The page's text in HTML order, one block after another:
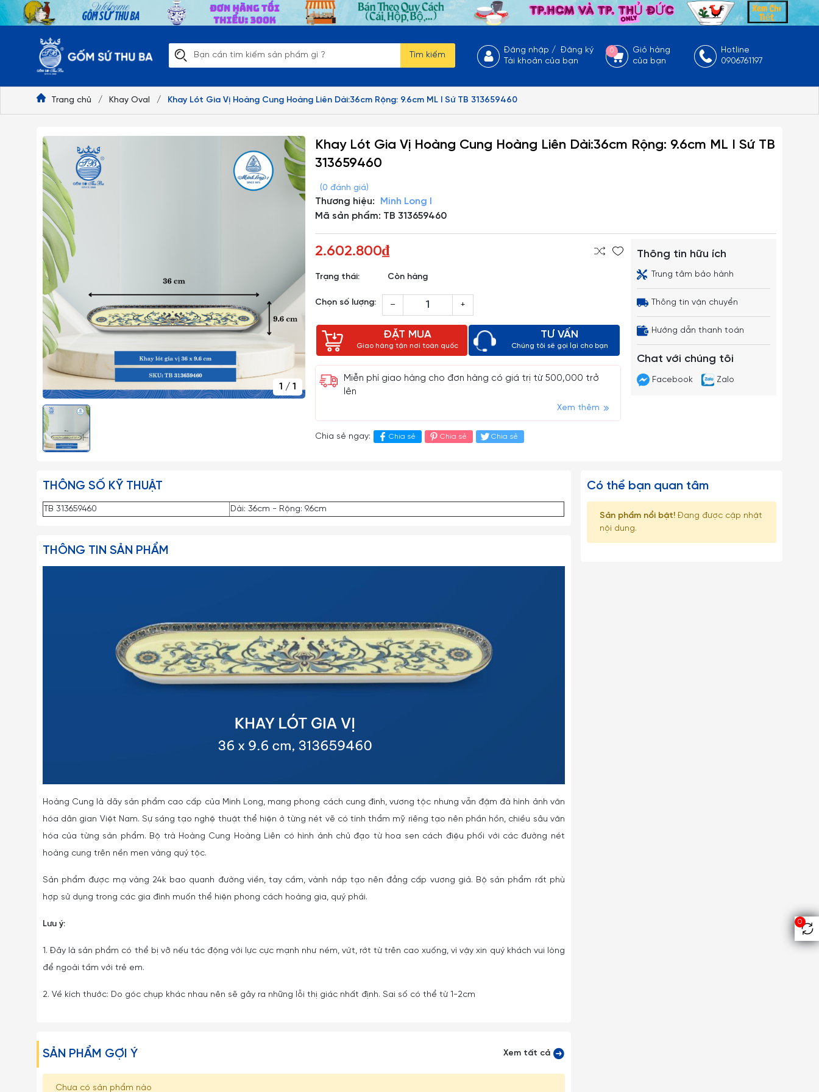
Tìm kiếm
Đăng nhập /Đăng ký
Tài khoản của bạn
0
Giỏ hàng
của bạn
Hotline
0906761197
0
Trang chủ / Khay Oval / Khay Lót Gia Vị Hoàng Cung Hoàng Liên Dài:36cm Rộng: 9.6cm ML I Sứ TB 313659460
1 /1
Khay Lót Gia Vị Hoàng Cung Hoàng Liên Dài:36cm Rộng: 9.6cm ML I Sứ TB
313659460
(0 đánh giá)
Thương hiệu:
Minh Long I
Mã sản phẩm: TB 313659460
2.602.800₫
Trạng thái: Còn hàng
Chọn số lượng: – +
ĐẶT MUA
Giao hàng tận nơi toàn quốc
TƯ VẤN
Chúng tôi sẽ gọi lại cho bạn
Miễn phí giao hàng cho đơn hàng có giá trị từ 500,000 trở
lên
Xem thêm
Chia sẻ ngay: Chia sẻ Chia sẻ Chia sẻ
Thông tin hữu ích
Trung tâm bảo hành
Thông tin vận chuyển
Hướng dẫn thanh toán
Chat với chúng tôi
Facebook Zalo
THÔNG SỐ KỸ THUẬT
TB 313659460 Dài: 36cm - Rộng: 9.6cm
THÔNG TIN SẢN PHẨM
Hoàng Cung là dãy sản phẩm cao cấp của Minh Long, mang phong cách cung đình, vương tộc nhưng vẫn đậm đà hình ảnh văn
hóa dân gian Việt Nam. Sự sáng tạo nghệ thuật thể hiện ở từng nét vẽ có tính thẩm mỹ riêng tạo nên phần hồn, chiều sâu văn
hóa của từng sản phẩm. Bộ trà Hoàng Cung Hoàng Liên có hình ảnh chủ đạo từ hoa sen cách điệu phối với các đường nét
hoàng cung trên nền men vàng quý tộc.
Sản phẩm được mạ vàng 24k bao quanh đường viền, tay cầm, vành nắp tạo nên đẳng cấp vương giả. Bộ sản phẩm rất phù
hợp sử dụng trong các gia đình muốn thể hiện phong cách hoàng gia, quý phái.
Lưu ý:
1. Đây là sản phẩm có thể bị vỡ nếu tác động với lực cực mạnh như ném, vứt, rớt từ trên cao xuống, vì vậy xin quý khách vui lòng
để ngoài tầm với trẻ em.
2. Về kích thước: Do góc chụp khác nhau nên sẽ gây ra những lỗi thị giác nhất định. Sai số có thể từ 1-2cm
SẢN PHẨM GỢI Ý Xem tất cả
Chưa có sản phẩm nào
Có thể bạn quan tâm
Sản phẩm nổi bật!Đang được cập nhật
nội dung.